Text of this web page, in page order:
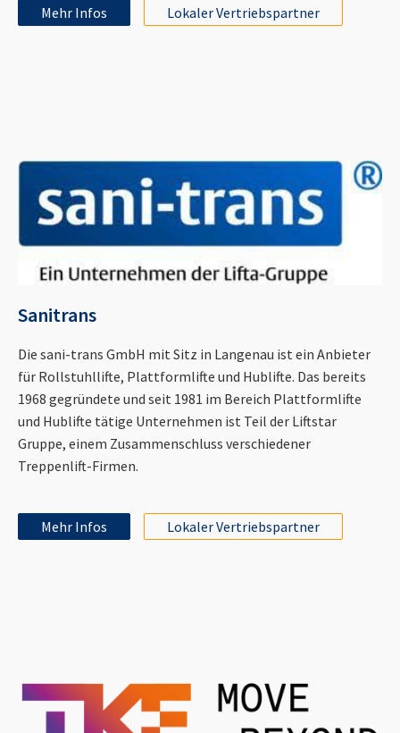
Mehr Infos Lokaler Vertriebspartner
Sanitrans
Die sani-trans GmbH mit Sitz in Langenau ist ein Anbieter
für Rollstuhllifte, Plattformlifte und Hublifte. Das bereits
1968 gegründete und seit 1981 im Bereich Plattformlifte
und Hublifte tätige Unternehmen ist Teil der Liftstar
Gruppe, einem Zusammenschluss verschiedener
Treppenlift-Firmen.
Mehr Infos Lokaler Vertriebspartner